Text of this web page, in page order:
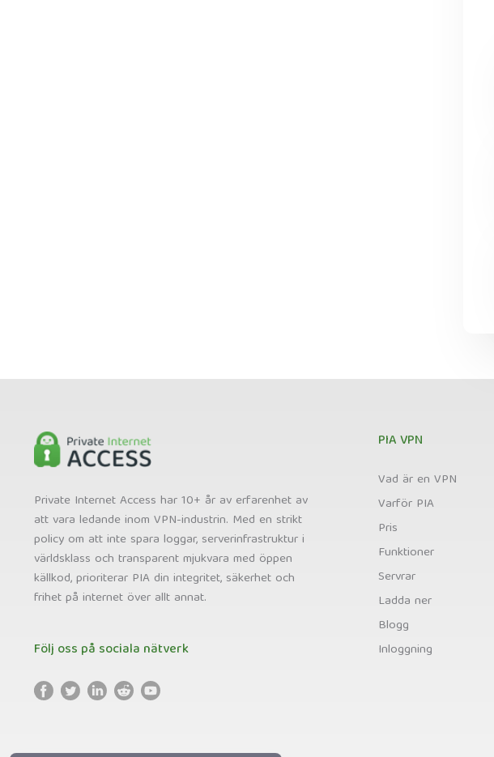
Private Internet Access har 10+ år av erfarenhet av
att vara ledande inom VPN-industrin. Med en strikt
policy om att inte spara loggar, serverinfrastruktur i
världsklass och transparent mjukvara med öppen
källkod, prioriterar PIA din integritet, säkerhet och
frihet på internet över allt annat.
Följ oss på sociala nätverk
PIA VPN
Vad är en VPN
Varför PIA
Pris
Funktioner
Servrar
Ladda ner
Blogg
Inloggning